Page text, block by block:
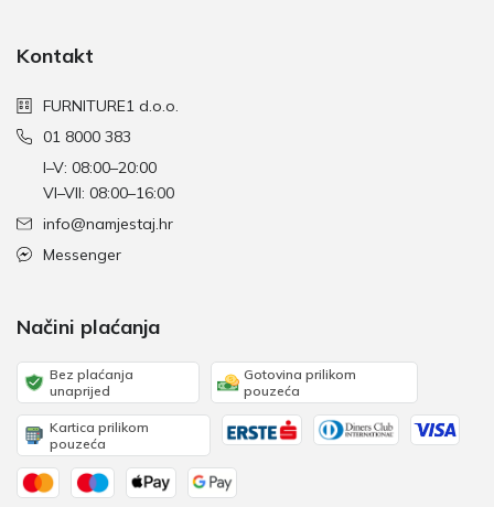
Kontakt
FURNITURE1 d.o.o.
01 8000 383
I–V: 08:00–20:00
VI–VII: 08:00–16:00
info@namjestaj.hr
Messenger
Načini plaćanja
Bez plaćanja
unaprijed
Gotovina prilikom
pouzeća
Kartica prilikom
pouzeća